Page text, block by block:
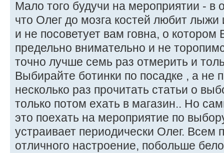
Мало того будучи на мероприятии - в
что Олег до мозга костей любит лыжи
и не посоветует вам говна, о
предельно внимательно и не
точно лучше семь раз отмерить и
Выбирайте ботинки по посадке , а не
несколько раз прочитать статьи о
только потом ехать в магазин.. Но
это поехать на мероприятие по
устраивает периодически Олег. Всем
отличного настроение, побольше